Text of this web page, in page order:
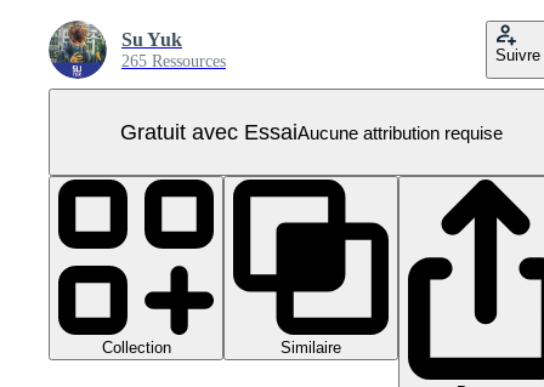
Su Yuk
265 Ressources Suivre
Gratuit avec EssaiAucune attribution requise
Collection Similaire